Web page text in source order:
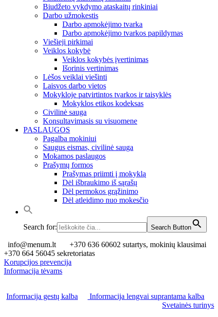
Biudžeto vykdymo ataskaitų rinkiniai
Darbo užmokestis
Darbo apmokėjimo tvarka
Darbo apmokėjimo tvarkos papildymas
Viešieji pirkimai
Veiklos kokybė
Veiklos kokybės įvertinimas
Išorinis vertinimas
Lėšos veiklai viešinti
Laisvos darbo vietos
Mokykloje patvirtintos tvarkos ir taisyklės
Mokyklos etikos kodeksas
Civilinė sauga
Konsultavimasis su visuomene
PASLAUGOS
Pagalba mokiniui
Saugus eismas, civilinė sauga
Mokamos paslaugos
Prašymų formos
Prašymas priimti į mokyklą
Dėl išbraukimo iš sąrašų
Dėl permokos grąžinimo
Dėl atleidimo nuo mokesčio
Search for: Search Button
info@menum.lt
+370 636 60602 sutartys, mokinių klausimai
+370 664 56045 sekretoriatas
Korupcijos prevencija
Informacija tėvams
Informacija gestų kalba
Informacija lengvai suprantama kalba
Svetainės turinys